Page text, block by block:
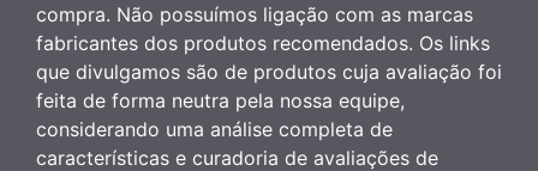
compra. Não possuímos ligação com as marcas
fabricantes dos produtos recomendados. Os links
que divulgamos são de produtos cuja avaliação foi
feita de forma neutra pela nossa equipe,
considerando uma análise completa de
características e curadoria de avaliações de